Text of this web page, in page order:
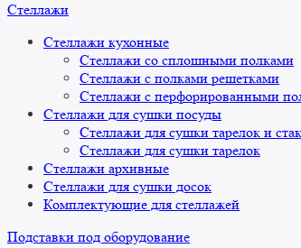
Стеллажи
Стеллажи кухонные
Стеллажи со сплошными полками
Стеллажи с полками решетками
Стеллажи с перфорированными
Стеллажи для сушки посуды
Стеллажи для сушки тарелок и
Стеллажи для сушки тарелок
Стеллажи архивные
Стеллажи для сушки досок
Комплектующие для стеллажей
Подставки под оборудование